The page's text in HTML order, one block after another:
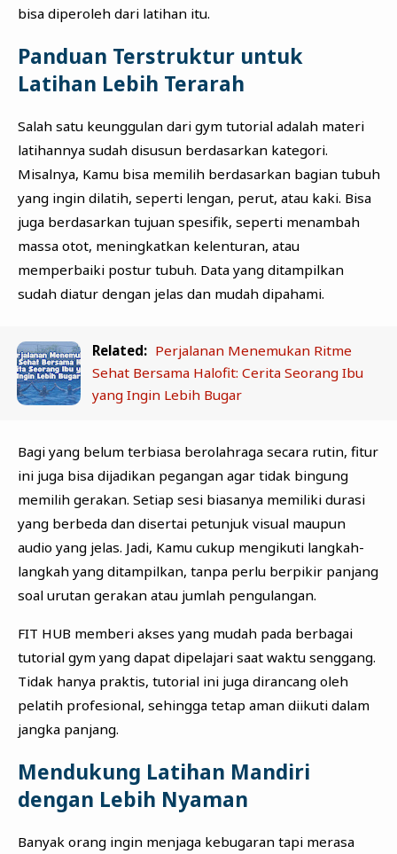
bisa diperoleh dari latihan itu.
Panduan Terstruktur untuk
Latihan Lebih Terarah
Salah satu keunggulan dari gym tutorial adalah materi
latihannya sudah disusun berdasarkan kategori.
Misalnya, Kamu bisa memilih berdasarkan bagian tubuh
yang ingin dilatih, seperti lengan, perut, atau kaki. Bisa
juga berdasarkan tujuan spesifik, seperti menambah
massa otot, meningkatkan kelenturan, atau
memperbaiki postur tubuh. Data yang ditampilkan
sudah diatur dengan jelas dan mudah dipahami.
Related: Perjalanan Menemukan Ritme
Sehat Bersama Halofit: Cerita Seorang Ibu
yang Ingin Lebih Bugar
Bagi yang belum terbiasa berolahraga secara rutin, fitur
ini juga bisa dijadikan pegangan agar tidak bingung
memilih gerakan. Setiap sesi biasanya memiliki durasi
yang berbeda dan disertai petunjuk visual maupun
audio yang jelas. Jadi, Kamu cukup mengikuti langkah-
langkah yang ditampilkan, tanpa perlu berpikir panjang
soal urutan gerakan atau jumlah pengulangan.
FIT HUB memberi akses yang mudah pada berbagai
tutorial gym yang dapat dipelajari saat waktu senggang.
Tidak hanya praktis, tutorial ini juga dirancang oleh
pelatih profesional, sehingga tetap aman diikuti dalam
jangka panjang.
Mendukung Latihan Mandiri
dengan Lebih Nyaman
Banyak orang ingin menjaga kebugaran tapi merasa